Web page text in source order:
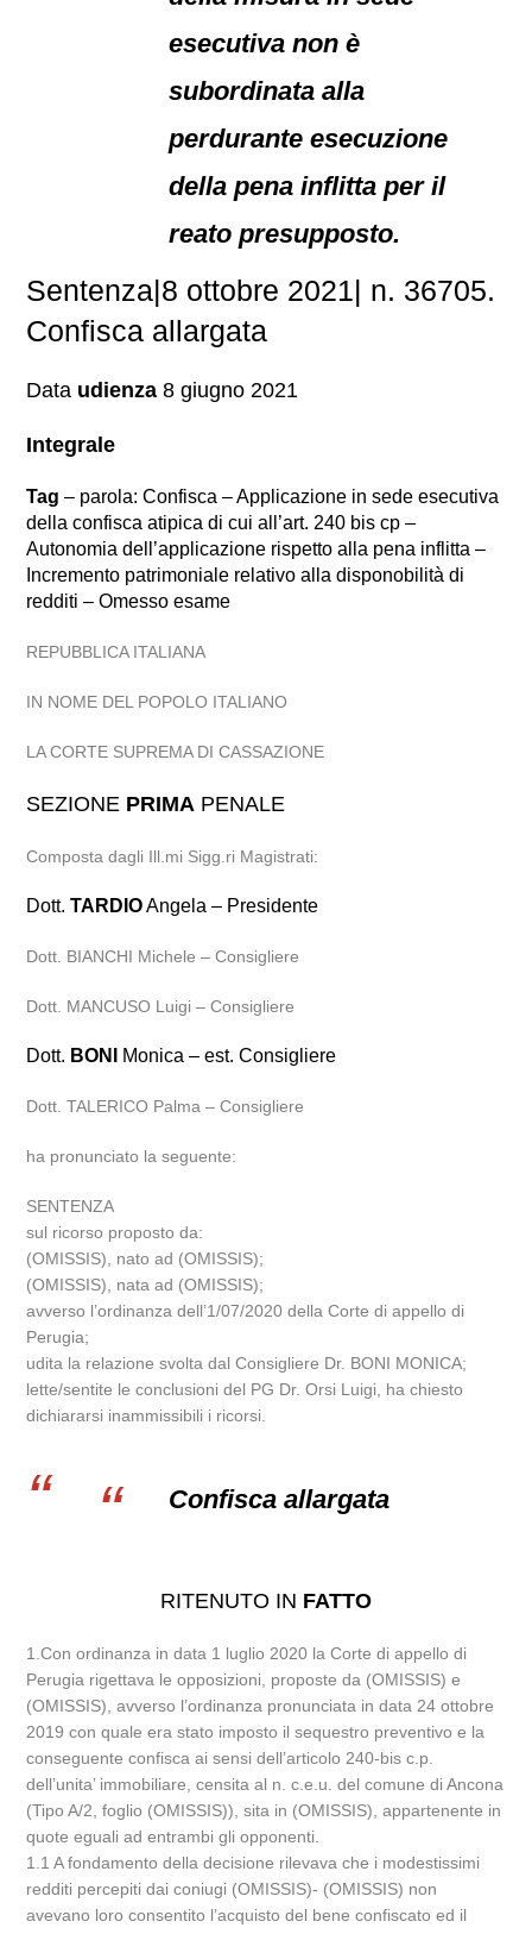
esecutiva non è
subordinata alla
perdurante esecuzione
della pena inflitta per il
reato presupposto.
Sentenza|8 ottobre 2021| n. 36705.
Confisca allargata
Data udienza 8 giugno 2021
Integrale
Tag – parola: Confisca – Applicazione in sede esecutiva
della confisca atipica di cui all’art. 240 bis cp –
Autonomia dell’applicazione rispetto alla pena inflitta –
Incremento patrimoniale relativo alla disponobilità di
redditi – Omesso esame
REPUBBLICA ITALIANA
IN NOME DEL POPOLO ITALIANO
LA CORTE SUPREMA DI CASSAZIONE
SEZIONE PRIMA PENALE
Composta dagli Ill.mi Sigg.ri Magistrati:
Dott.TARDIOAngela – Presidente
Dott. BIANCHI Michele – Consigliere
Dott. MANCUSO Luigi – Consigliere
Dott. BONI Monica – est. Consigliere
Dott. TALERICO Palma – Consigliere
ha pronunciato la seguente:
SENTENZA
sul ricorso proposto da:
(OMISSIS), nato ad (OMISSIS);
(OMISSIS), nata ad (OMISSIS);
avverso l’ordinanza dell’1/07/2020 della Corte di appello di
Perugia;
udita la relazione svolta dal Consigliere Dr. BONI MONICA;
lette/sentite le conclusioni del PG Dr. Orsi Luigi, ha chiesto
dichiararsi inammissibili i ricorsi.
Confisca allargata
RITENUTO IN FATTO
1.Con ordinanza in data 1 luglio 2020 la Corte di appello di
Perugia rigettava le opposizioni, proposte da (OMISSIS) e
(OMISSIS), avverso l’ordinanza pronunciata in data 24 ottobre
2019 con quale era stato imposto il sequestro preventivo e la
conseguente confisca ai sensi dell’articolo 240-bis c.p.
dell’unita’ immobiliare, censita al n. c.e.u. del comune di Ancona
(Tipo A/2, foglio (OMISSIS)), sita in (OMISSIS), appartenente in
quote eguali ad entrambi gli opponenti.
1.1 A fondamento della decisione rilevava che i modestissimi
redditi percepiti dai coniugi (OMISSIS)- (OMISSIS) non
avevano loro consentito l’acquisto del bene confiscato ed il